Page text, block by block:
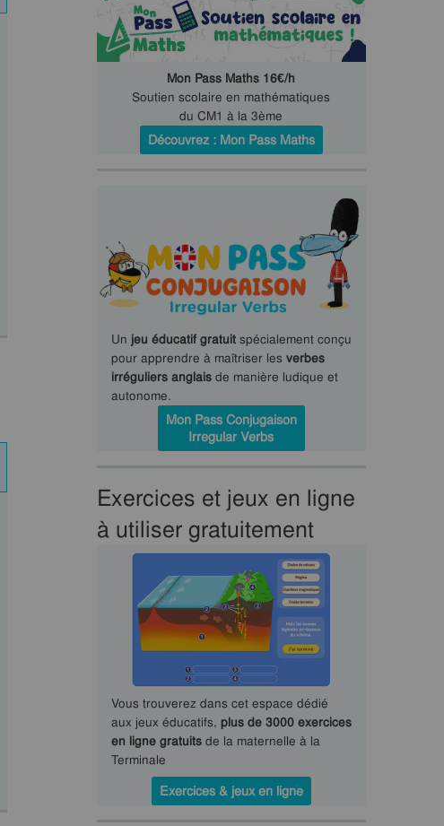
Mon Pass Maths 16€/h
Soutien scolaire en mathématiques
du CM1 à la 3ème
Découvrez : Mon Pass Maths
Un jeu éducatif gratuitspécialement conçu
pour apprendre à maîtriser les verbes
irréguliers anglaisde manière ludique et
autonome.
Mon Pass Conjugaison
Irregular Verbs
Exercices et jeux en ligne
à utiliser gratuitement
Vous trouverez dans cet espace dédié
aux jeux éducatifs, plus de 3000 exercices
en ligne gratuitsde la maternelle à la
Terminale
Exercices & jeux en ligne